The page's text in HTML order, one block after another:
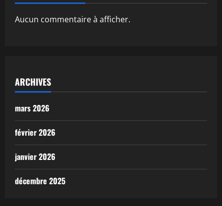
Aucun commentaire à afficher.
ARCHIVES
mars 2026
février 2026
janvier 2026
décembre 2025